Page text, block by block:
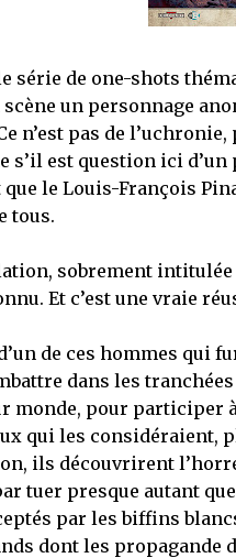
série de one-shots
un personnage
n’est pas de
s’il est question ici
le Louis-François
tous.
sobrement intitulée
Et c’est une vraie
de ces hommes qui
dans les tranchées
monde, pour participer
qui les considéraient,
ils découvrirent
tuer presque autant que
par les biffins
dont les propagande